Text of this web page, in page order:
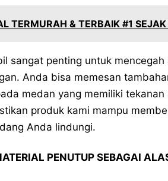
TERMURAH & TERBAIK #1
sangat penting untuk
Anda bisa memesan
medan yang memiliki tekanan
produk kami mampu
Anda lindungi.
PENUTUP SEBAGAI